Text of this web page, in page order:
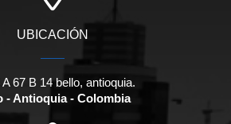
UBICACIÓN
A 67 B 14 bello, antioquia.
- Antioquia - Colombia